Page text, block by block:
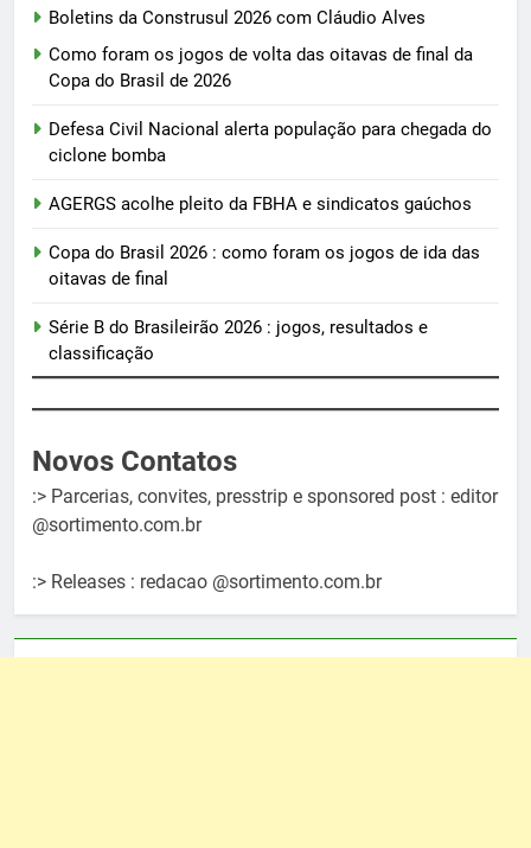
Boletins da Construsul 2026 com Cláudio Alves
Como foram os jogos de volta das oitavas de final da
Copa do Brasil de 2026
Defesa Civil Nacional alerta população para chegada do
ciclone bomba
AGERGS acolhe pleito da FBHA e sindicatos gaúchos
Copa do Brasil 2026 : como foram os jogos de ida das
oitavas de final
Série B do Brasileirão 2026 : jogos, resultados e
classificação
Novos Contatos
:> Parcerias, convites, presstrip e sponsored post : editor
@sortimento.com.br
:> Releases : redacao @sortimento.com.br